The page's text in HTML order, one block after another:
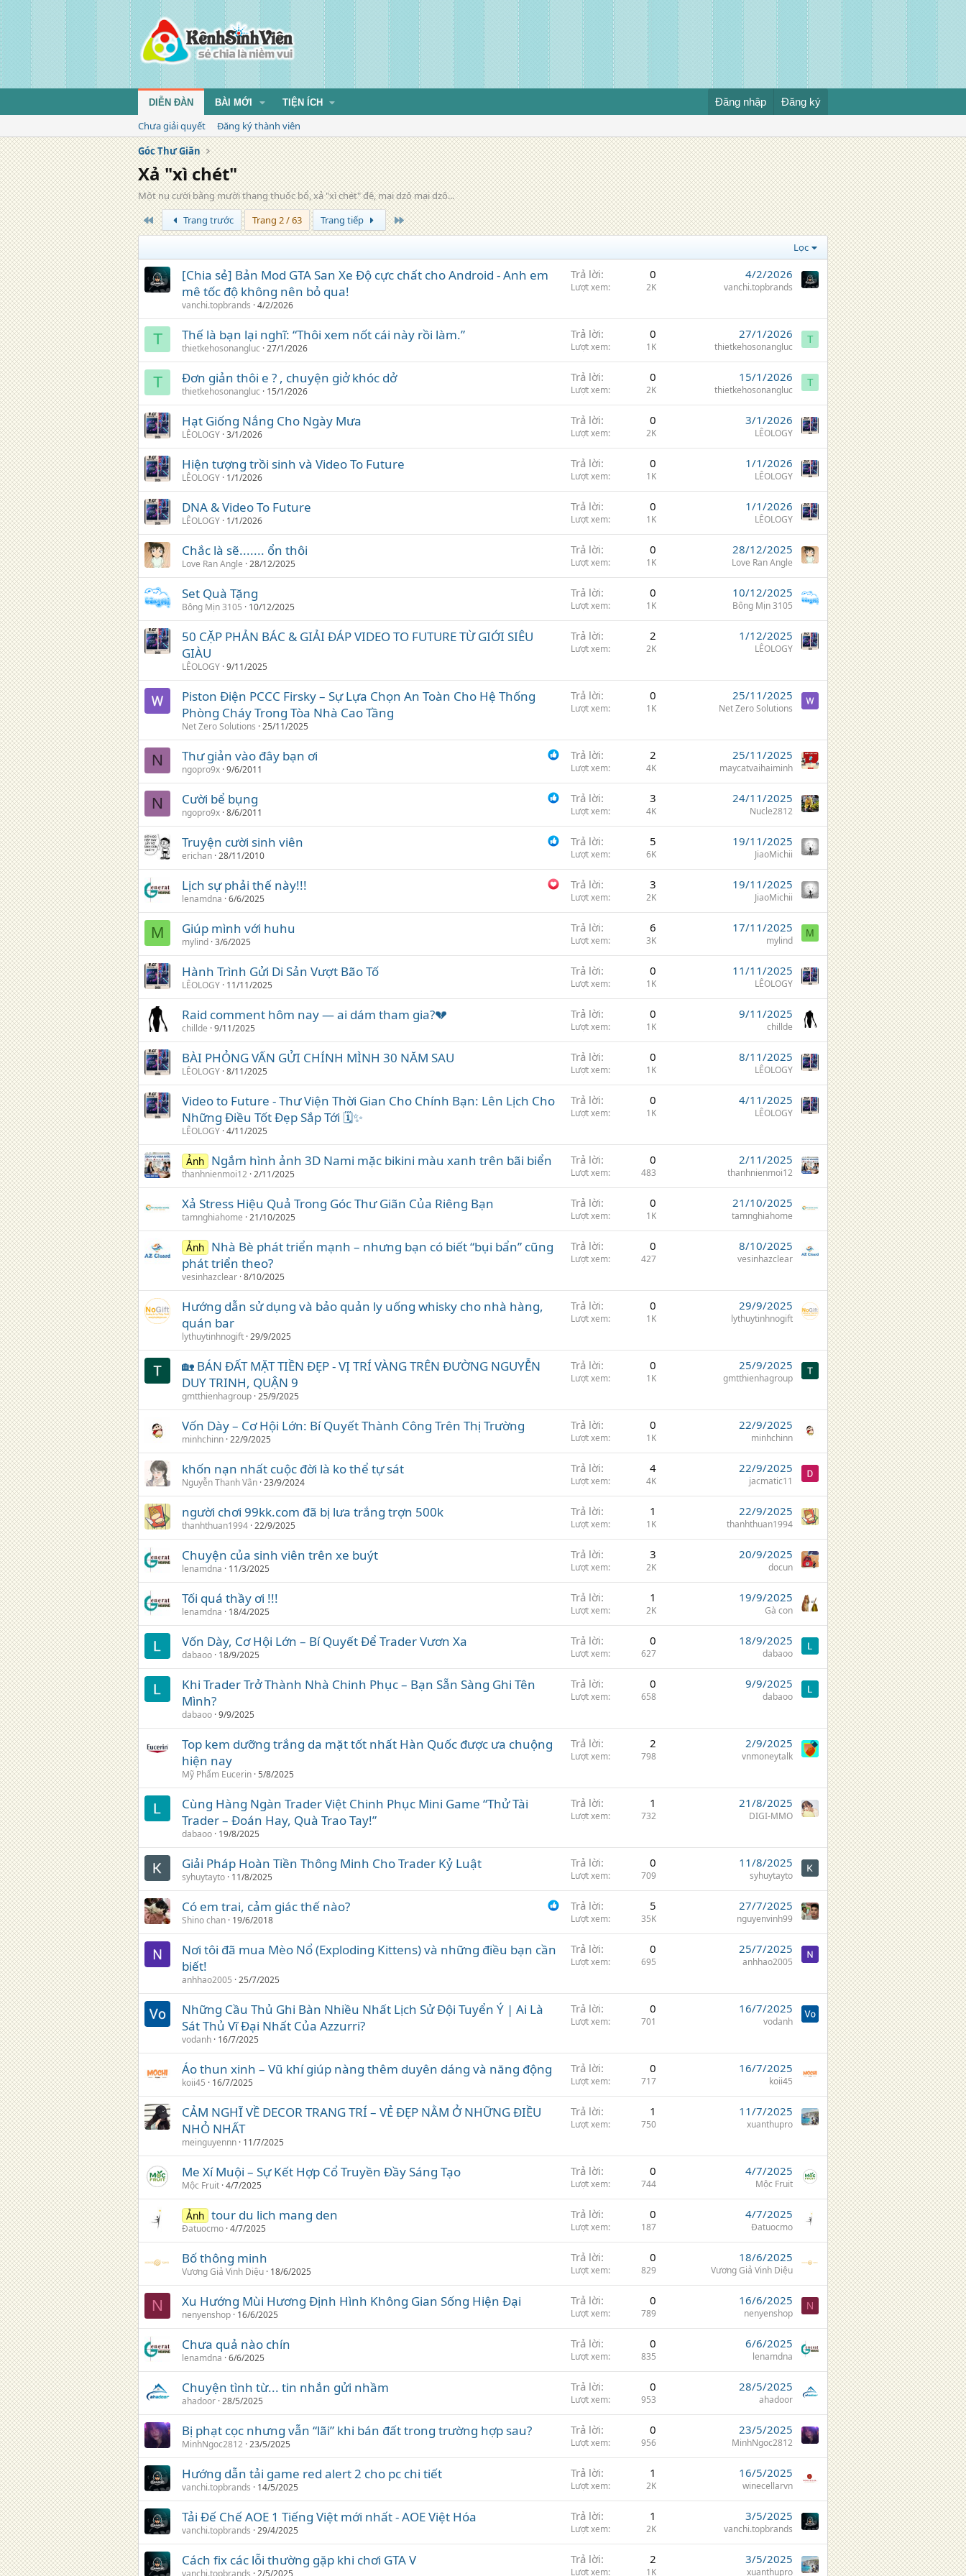
DIỄN ĐÀN BÀI MỚI TIỆN ÍCH Đăng nhập Đăng ký
Chưa giải quyết
Đăng ký thành viên
Góc Thư Giãn
Xả "xì chét"
Một nụ cười bằng mười thang thuốc bổ, xả "xì chét" đê, mại dzô mại dzô...
Trang đầuTrang trước Trang 2 / 63 Trang tiếp Trang cuối
Lọc
[Chia sẻ] Bản Mod GTA San Xe Độ cực chất cho Android - Anh em
mê tốc độ không nên bỏ qua!
vanchi.topbrands 4/2/2026
Trả lời 0
Lượt xem 2K
4/2/2026
vanchi.topbrands
T Thế là bạn lại nghĩ: “Thôi xem nốt cái này rồi làm.”
thietkehosonangluc 27/1/2026
Trả lời 0
Lượt xem 1K
27/1/2026
thietkehosonangluc
T
T Đơn giản thôi e ? , chuyện giở khóc dở
thietkehosonangluc 15/1/2026
Trả lời 0
Lượt xem 2K
15/1/2026
thietkehosonangluc
T
Hạt Giống Nắng Cho Ngày Mưa
LÊOLOGY 3/1/2026
Trả lời 0
Lượt xem 2K
3/1/2026
LÊOLOGY
Hiện tượng trồi sinh và Video To Future
LÊOLOGY 1/1/2026
Trả lời 0
Lượt xem 1K
1/1/2026
LÊOLOGY
DNA & Video To Future
LÊOLOGY 1/1/2026
Trả lời 0
Lượt xem 1K
1/1/2026
LÊOLOGY
Chắc là sẽ....... ổn thôi
Love Ran Angle 28/12/2025
Trả lời 0
Lượt xem 1K
28/12/2025
Love Ran Angle
Set Quà Tặng
Bông Mịn 3105 10/12/2025
Trả lời 0
Lượt xem 1K
10/12/2025
Bông Mịn 3105
50 CẶP PHẢN BÁC & GIẢI ĐÁP VIDEO TO FUTURE TỪ GIỚI SIÊU
GIÀU
LÊOLOGY 9/11/2025
Trả lời 2
Lượt xem 2K
1/12/2025
LÊOLOGY
Piston Điện PCCC Firsky – Sự Lựa Chọn An Toàn Cho Hệ Thống
Phòng Cháy Trong Tòa Nhà Cao Tầng
Net Zero Solutions 25/11/2025
Trả lời 0
Lượt xem 1K
25/11/2025
Net Zero Solutions
N Thư giản vào đây bạn ơi
ngopro9x 9/6/2011
Trả lời 2
Lượt xem 4K
25/11/2025
maycatvaihaiminh
N Cười bể bụng
ngopro9x 8/6/2011
Trả lời 3
Lượt xem 4K
24/11/2025
Nucle2812
Truyện cười sinh viên
erichan 28/11/2010
Trả lời 5
Lượt xem 6K
19/11/2025
JiaoMichii
Lịch sự phải thế này!!!
lenamdna 6/6/2025
Trả lời 3
Lượt xem 2K
19/11/2025
JiaoMichii
M Giúp mình với huhu
mylind 3/6/2025
Trả lời 6
Lượt xem 3K
17/11/2025
mylind
M
Hành Trình Gửi Di Sản Vượt Bão Tố
LÊOLOGY 11/11/2025
Trả lời 0
Lượt xem 1K
11/11/2025
LÊOLOGY
Raid comment hôm nay — ai dám tham gia?💔
chillde 9/11/2025
Trả lời 0
Lượt xem 1K
9/11/2025
chillde
BÀI PHỎNG VẤN GỬI CHÍNH MÌNH 30 NĂM SAU
LÊOLOGY 8/11/2025
Trả lời 0
Lượt xem 1K
8/11/2025
LÊOLOGY
Video to Future - Thư Viện Thời Gian Cho Chính Bạn: Lên Lịch Cho
Những Điều Tốt Đẹp Sắp Tới 🗓️✨
LÊOLOGY 4/11/2025
Trả lời 0
Lượt xem 1K
4/11/2025
LÊOLOGY
Ảnh Ngắm hình ảnh 3D Nami mặc bikini màu xanh trên bãi biển
thanhnienmoi12 2/11/2025
Trả lời 0
Lượt xem 483
2/11/2025
thanhnienmoi12
Xả Stress Hiệu Quả Trong Góc Thư Giãn Của Riêng Bạn
tamnghiahome 21/10/2025
Trả lời 0
Lượt xem 1K
21/10/2025
tamnghiahome
Ảnh Nhà Bè phát triển mạnh – nhưng bạn có biết “bụi bẩn” cũng
phát triển theo?
vesinhazclear 8/10/2025
Trả lời 0
Lượt xem 427
8/10/2025
vesinhazclear
Hướng dẫn sử dụng và bảo quản ly uống whisky cho nhà hàng,
quán bar
lythuytinhnogift 29/9/2025
Trả lời 0
Lượt xem 1K
29/9/2025
lythuytinhnogift
🏡 BÁN ĐẤT MẶT TIỀN ĐẸP - VỊ TRÍ VÀNG TRÊN ĐƯỜNG NGUYỄN
DUY TRINH, QUẬN 9
gmtthienhagroup 25/9/2025
Trả lời 0
Lượt xem 1K
25/9/2025
gmtthienhagroup
Vốn Dày – Cơ Hội Lớn: Bí Quyết Thành Công Trên Thị Trường
minhchinn 22/9/2025
Trả lời 0
Lượt xem 1K
22/9/2025
minhchinn
khốn nạn nhất cuộc đời là ko thể tự sát
Nguyễn Thanh Vân 23/9/2024
Trả lời 4
Lượt xem 4K
22/9/2025
jacmatic11
người chơi 99kk.com đã bị lưa trắng trợn 500k
thanhthuan1994 22/9/2025
Trả lời 1
Lượt xem 1K
22/9/2025
thanhthuan1994
Chuyện của sinh viên trên xe buýt
lenamdna 11/3/2025
Trả lời 3
Lượt xem 2K
20/9/2025
docun
Tối quá thầy ơi !!!
lenamdna 18/4/2025
Trả lời 1
Lượt xem 2K
19/9/2025
Gà con
Vốn Dày, Cơ Hội Lớn – Bí Quyết Để Trader Vươn Xa
dabaoo 18/9/2025
Trả lời 0
Lượt xem 627
18/9/2025
dabaoo
Khi Trader Trở Thành Nhà Chinh Phục – Bạn Sẵn Sàng Ghi Tên
Mình?
dabaoo 9/9/2025
Trả lời 0
Lượt xem 658
9/9/2025
dabaoo
Top kem dưỡng trắng da mặt tốt nhất Hàn Quốc được ưa chuộng
hiện nay
Mỹ Phẩm Eucerin 5/8/2025
Trả lời 2
Lượt xem 798
2/9/2025
vnmoneytalk
Cùng Hàng Ngàn Trader Việt Chinh Phục Mini Game “Thử Tài
Trader – Đoán Hay, Quà Trao Tay!”
dabaoo 19/8/2025
Trả lời 1
Lượt xem 732
21/8/2025
DIGI-MMO
Giải Pháp Hoàn Tiền Thông Minh Cho Trader Kỷ Luật
syhuytayto 11/8/2025
Trả lời 0
Lượt xem 709
11/8/2025
syhuytayto
Có em trai, cảm giác thế nào?
Shino chan 19/6/2018
Trả lời 5
Lượt xem 35K
27/7/2025
nguyenvinh99
Nơi tôi đã mua Mèo Nổ (Exploding Kittens) và những điều bạn cần
biết!
anhhao2005 25/7/2025
Trả lời 0
Lượt xem 695
25/7/2025
anhhao2005
Những Cầu Thủ Ghi Bàn Nhiều Nhất Lịch Sử Đội Tuyển Ý | Ai Là
Sát Thủ Vĩ Đại Nhất Của Azzurri?
vodanh 16/7/2025
Trả lời 0
Lượt xem 701
16/7/2025
vodanh
Áo thun xinh – Vũ khí giúp nàng thêm duyên dáng và năng động
koii45 16/7/2025
Trả lời 0
Lượt xem 717
16/7/2025
koii45
CẢM NGHĨ VỀ DECOR TRANG TRÍ – VẺ ĐẸP NẰM Ở NHỮNG ĐIỀU
NHỎ NHẤT
meinguyennn 11/7/2025
Trả lời 1
Lượt xem 750
11/7/2025
xuanthupro
Me Xí Muội – Sự Kết Hợp Cổ Truyền Đầy Sáng Tạo
Mộc Fruit 4/7/2025
Trả lời 0
Lượt xem 744
4/7/2025
Mộc Fruit
Ảnh tour du lich mang den
Đatuocmo 4/7/2025
Trả lời 0
Lượt xem 187
4/7/2025
Đatuocmo
Bố thông minh
Vương Giả Vinh Diệu 18/6/2025
Trả lời 0
Lượt xem 829
18/6/2025
Vương Giả Vinh Diệu
N Xu Hướng Mùi Hương Định Hình Không Gian Sống Hiện Đại
nenyenshop 16/6/2025
Trả lời 0
Lượt xem 789
16/6/2025
nenyenshop
N
Chưa quả nào chín
lenamdna 6/6/2025
Trả lời 0
Lượt xem 835
6/6/2025
lenamdna
Chuyện tình từ... tin nhắn gửi nhầm
ahadoor 28/5/2025
Trả lời 0
Lượt xem 953
28/5/2025
ahadoor
Bị phạt cọc nhưng vẫn “lãi” khi bán đất trong trường hợp sau?
MinhNgoc2812 23/5/2025
Trả lời 0
Lượt xem 956
23/5/2025
MinhNgoc2812
Hướng dẫn tải game red alert 2 cho pc chi tiết
vanchi.topbrands 14/5/2025
Trả lời 1
Lượt xem 2K
16/5/2025
winecellarvn
Tải Đế Chế AOE 1 Tiếng Việt mới nhất - AOE Việt Hóa
vanchi.topbrands 29/4/2025
Trả lời 1
Lượt xem 2K
3/5/2025
vanchi.topbrands
Cách fix các lỗi thường gặp khi chơi GTA V
vanchi.topbrands 2/5/2025
Trả lời 2
Lượt xem 1K
3/5/2025
xuanthupro